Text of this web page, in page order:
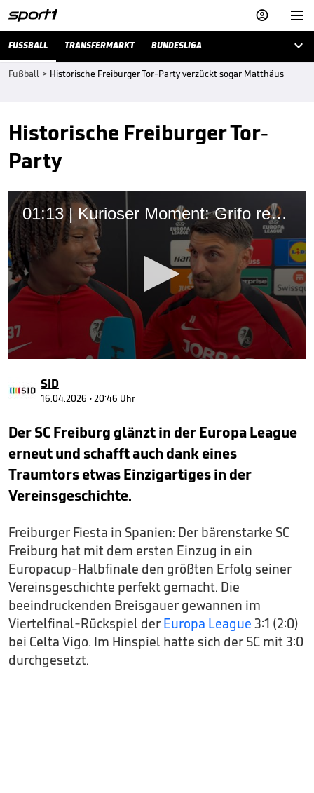


FUSSBALL TRANSFERMARKT BUNDESLIGA 
Fußball > Historische Freiburger Tor-Party verzückt sogar Matthäus
Historische Freiburger Tor-
Party
01:13 | Kurioser Moment: Grifo rettet Mitspieler
of
1
seconds
SID
16.04.2026 • 20:46 Uhr
Der SC Freiburg glänzt in der Europa League
erneut und schafft auch dank eines
Traumtors etwas Einzigartiges in der
Vereinsgeschichte.
Freiburger Fiesta in Spanien: Der bärenstarke SC
Freiburg hat mit dem ersten Einzug in ein
Europacup-Halbfinale den größten Erfolg seiner
Vereinsgeschichte perfekt gemacht. Die
beeindruckenden Breisgauer gewannen im
Viertelfinal-Rückspiel der Europa League 3:1 (2:0)
bei Celta Vigo. Im Hinspiel hatte sich der SC mit 3:0
durchgesetzt.